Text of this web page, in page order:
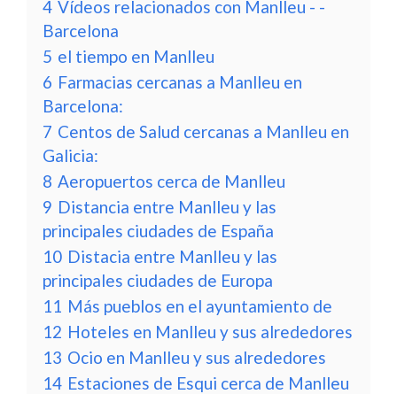
4 Vídeos relacionados con Manlleu - -
Barcelona
5 el tiempo en Manlleu
6 Farmacias cercanas a Manlleu en
Barcelona:
7 Centos de Salud cercanas a Manlleu en
Galicia:
8 Aeropuertos cerca de Manlleu
9 Distancia entre Manlleu y las
principales ciudades de España
10 Distacia entre Manlleu y las
principales ciudades de Europa
11 Más pueblos en el ayuntamiento de
12 Hoteles en Manlleu y sus alrededores
13 Ocio en Manlleu y sus alrededores
14 Estaciones de Esqui cerca de Manlleu